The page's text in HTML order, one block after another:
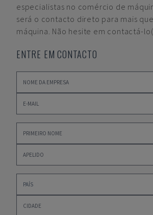
especialistas no comércio de
será o contacto direto para mais
máquina. Não hesite em contactá-
ENTRE EM CONTACTO